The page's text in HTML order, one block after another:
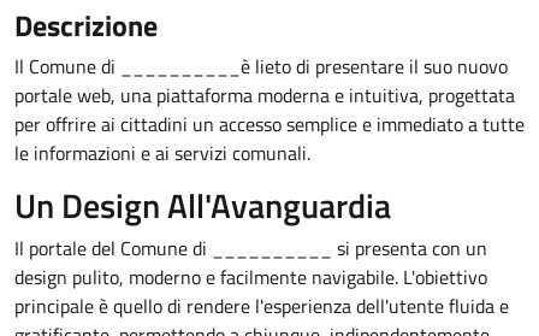
Descrizione
Il Comune di __________è lieto di presentare il suo nuovo
portale web, una piattaforma moderna e intuitiva, progettata
per offrire ai cittadini un accesso semplice e immediato a tutte
le informazioni e ai servizi comunali.
Un Design All'Avanguardia
Il portale del Comune di __________ si presenta con un
design pulito, moderno e facilmente navigabile. L'obiettivo
principale è quello di rendere l'esperienza dell'utente fluida e